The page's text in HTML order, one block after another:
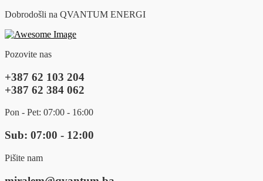
Dobrodošli na QVANTUM ENERGI
Pozovite nas
+387 62 103 204
+387 62 384 062
Pon - Pet: 07:00 - 16:00
Sub: 07:00 - 12:00
Pišite nam